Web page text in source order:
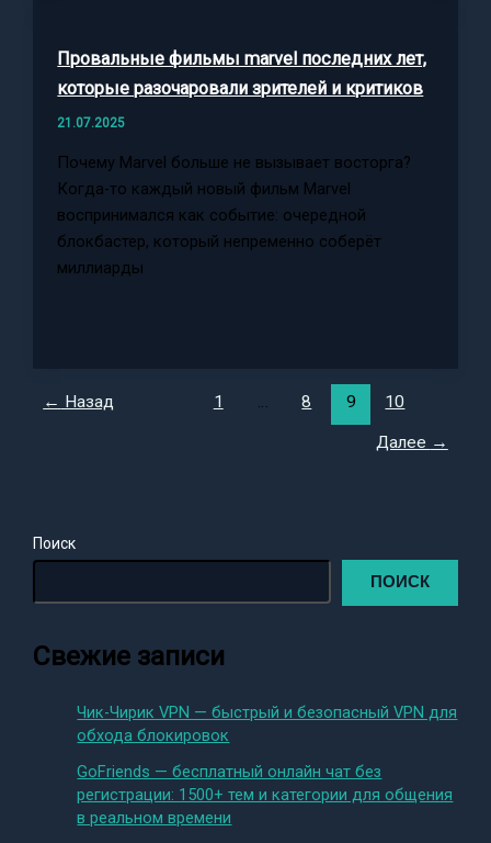
Провальные фильмы marvel последних лет,
которые разочаровали зрителей и критиков
21.07.2025
Почему Marvel больше не вызывает восторга?
Когда-то каждый новый фильм Marvel
воспринимался как событие: очередной
блокбастер, который непременно соберёт
миллиарды
← Назад 1 … 8 9 10
Далее →
Поиск
ПОИСК
Свежие записи
Чик-Чирик VPN — быстрый и безопасный VPN для
обхода блокировок
GoFriends — бесплатный онлайн чат без
регистрации: 1500+ тем и категории для общения
в реальном времени